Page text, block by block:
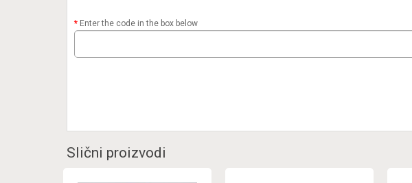
Enter the code in the box below
Slični proizvodi